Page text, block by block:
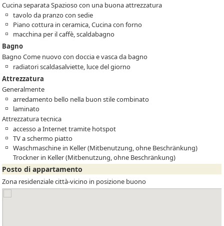
Cucina separata Spazioso con una buona attrezzatura
tavolo da pranzo con sedie
Piano cottura in ceramica, Cucina con forno
macchina per il caffè, scaldabagno
Bagno
Bagno Come nuovo con doccia e vasca da bagno
radiatori scaldasalviette, luce del giorno
Attrezzatura
Generalmente
arredamento bello nella buon stile combinato
laminato
Attrezzatura tecnica
accesso a Internet tramite hotspot
TV a schermo piatto
Waschmaschine in Keller (Mitbenutzung, ohne Beschränkung)
Trockner in Keller (Mitbenutzung, ohne Beschränkung)
Posto di appartamento
Zona residenziale città-vicino in posizione buono